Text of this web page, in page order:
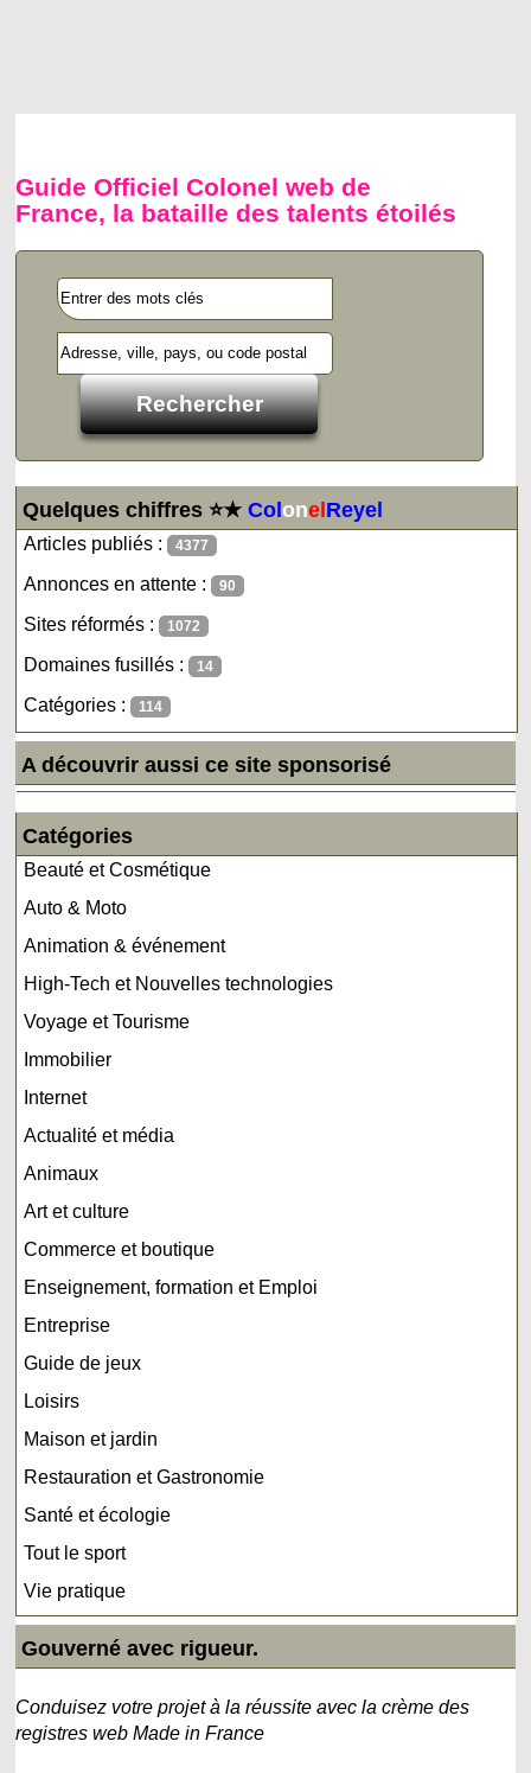
Guide Officiel Colonel web de
France, la bataille des talents étoilés
Quelques chiffres ⭐★ColonelReyel
Articles publiés : 4377
Annonces en attente : 90
Sites réformés : 1072
Domaines fusillés : 14
Catégories : 114
A découvrir aussi ce site sponsorisé
Catégories
Beauté et Cosmétique
Auto & Moto
Animation & événement
High-Tech et Nouvelles technologies
Voyage et Tourisme
Immobilier
Internet
Actualité et média
Animaux
Art et culture
Commerce et boutique
Enseignement, formation et Emploi
Entreprise
Guide de jeux
Loisirs
Maison et jardin
Restauration et Gastronomie
Santé et écologie
Tout le sport
Vie pratique
Gouverné avec rigueur.
Conduisez votre projet à la réussite avec la crème des
registres web Made in France